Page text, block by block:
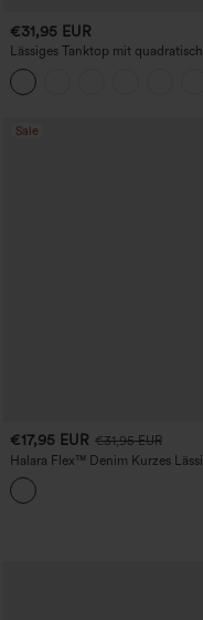
€31,95 EUR
Lässiges Tanktop mit
Ausschnitt und integriertem BH,
Körbchengrößen B-E
Sale
€17,95 EUR €31,95 EUR
Halara Flex™ Denim Kurzes
Trägertop